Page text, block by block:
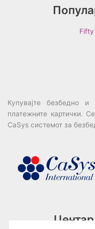
Купувајте безбедно
платежните картички.
CaSys системот за